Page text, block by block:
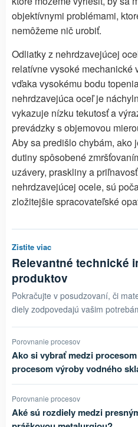
objektívnymi problémami,
nemôžeme nič urobiť.
Odliatky z nehrdzavejúcej
relatívne vysoké mechanické
vďaka vysokému bodu
nehrdzavejúca oceľ je
vykazuje nízku tekutosť a
prevádzky s objemovou
Aby sa predišlo chybám, ako
dutiny spôsobené
uzávery, praskliny a
nehrdzavejúcej ocele, sú
zložitejšie spracovateľské
Zistite viac
Relevantné technické
produktov
Pokračujte v posudzovaní, či
diely zodpovedajú vašim
Porovnanie procesov
Ako si vybrať medzi
procesom výroby vodného
Porovnanie procesov
Aké sú rozdiely medzi